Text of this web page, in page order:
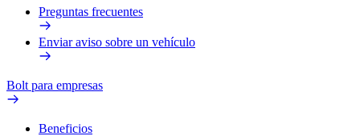
Preguntas frecuentes
Enviar aviso sobre un vehículo
Bolt para empresas
Beneficios